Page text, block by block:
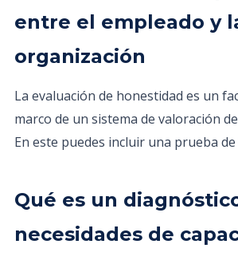
entre el empleado y
organización
La evaluación de honestidad es un
marco de un sistema de valoración
En este puedes incluir una prueba de
Qué es un
necesidades de